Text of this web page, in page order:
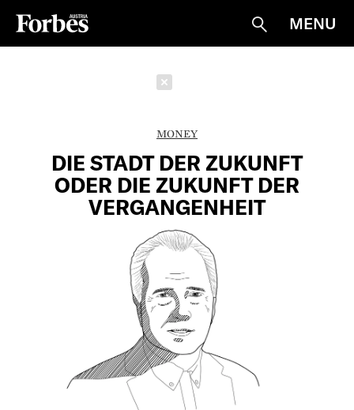
Suche
MENU
MONEY
DIE STADT DER ZUKUNFT
ODER DIE ZUKUNFT DER
VERGANGENHEIT